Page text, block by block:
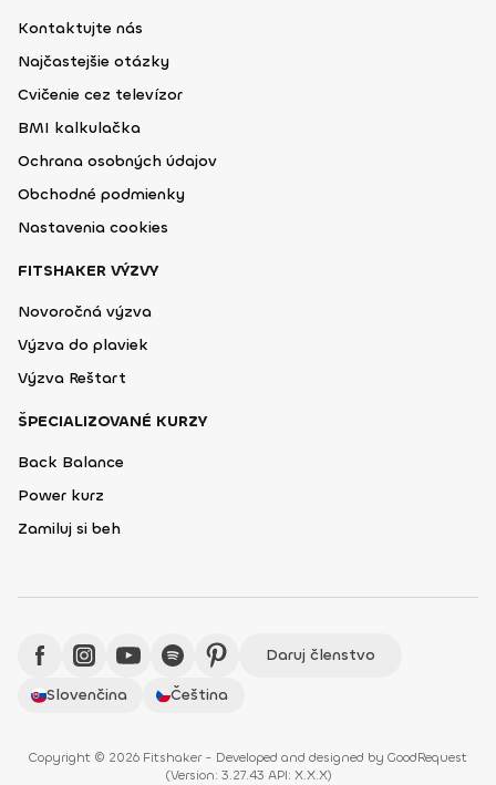
Kontaktujte nás
Najčastejšie otázky
Cvičenie cez televízor
BMI kalkulačka
Ochrana osobných údajov
Obchodné podmienky
Nastavenia cookies
FITSHAKER VÝZVY
Novoročná výzva
Výzva do plaviek
Výzva Reštart
ŠPECIALIZOVANÉ KURZY
Back Balance
Power kurz
Zamiluj si beh
Daruj členstvo
Slovenčina
Čeština
Copyright © 2026 Fitshaker - Developed and designed by GoodRequest
(Version: 3.27.43 API: X.X.X)